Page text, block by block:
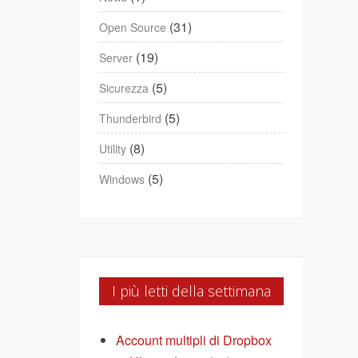
Open Source (31)
Server (19)
Sicurezza (5)
Thunderbird (5)
Utility (8)
Windows (5)
I più letti della settimana
Account multipli di Dropbox